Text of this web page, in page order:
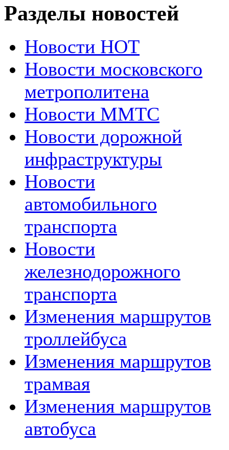
Разделы новостей
Новости НОТ
Новости московского
метрополитена
Новости MMTC
Новости дорожной
инфраструктуры
Новости
автомобильного
транспорта
Новости
железнодорожного
транспорта
Изменения маршрутов
троллейбуса
Изменения маршрутов
трамвая
Изменения маршрутов
автобуса